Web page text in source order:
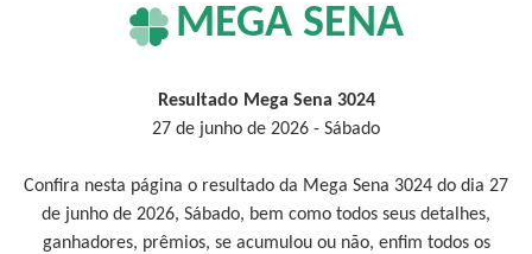
MEGA SENA
Resultado Mega Sena 3024
27 de junho de 2026 - Sábado
Confira nesta página o resultado da Mega Sena 3024 do dia 27
de junho de 2026, Sábado, bem como todos seus detalhes,
ganhadores, prêmios, se acumulou ou não, enfim todos os